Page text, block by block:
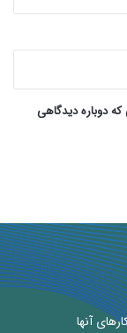
دوباره دیدگاهی
آنها